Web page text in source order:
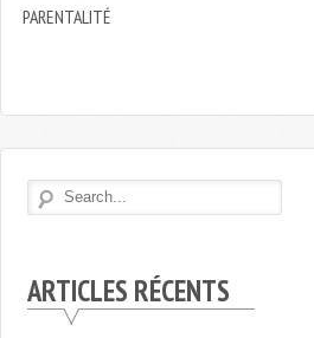
PARENTALITÉ
ARTICLES RÉCENTS